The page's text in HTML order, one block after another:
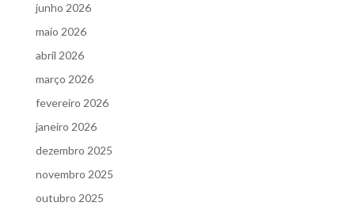
junho 2026
maio 2026
abril 2026
março 2026
fevereiro 2026
janeiro 2026
dezembro 2025
novembro 2025
outubro 2025